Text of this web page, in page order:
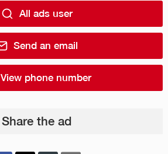
All ads user
Send an email
View phone number
Share the ad